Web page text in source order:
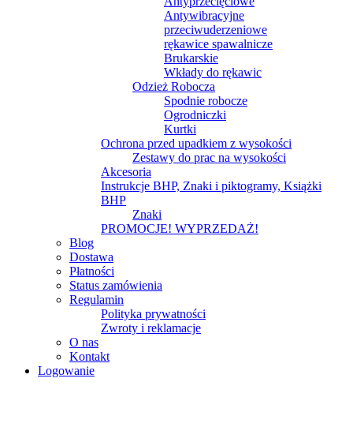
Antywibracyjne
przeciwuderzeniowe
rękawice spawalnicze
Brukarskie
Wkłady do rękawic
Odzież Robocza
Spodnie robocze
Ogrodniczki
Kurtki
Ochrona przed upadkiem z wysokości
Zestawy do prac na wysokości
Akcesoria
Instrukcje BHP, Znaki i piktogramy, Książki
BHP
Znaki
PROMOCJE! WYPRZEDAŻ!
Blog
Dostawa
Płatności
Status zamówienia
Regulamin
Polityka prywatności
Zwroty i reklamacje
O nas
Kontakt
Logowanie